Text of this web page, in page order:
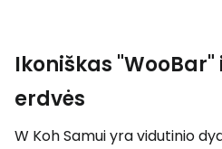
Ikoniškas "WooBar"
erdvės
W Koh Samui yra vidutinio